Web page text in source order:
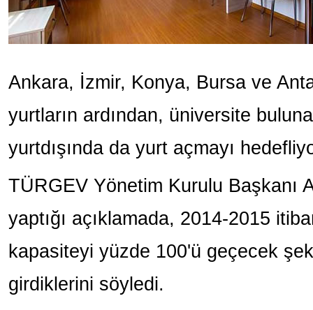
Ankara, İzmir, Konya, Bursa ve
yurtların ardından, üniversite
yurtdışında da yurt açmayı
TÜRGEV Yönetim Kurulu Başkanı
yaptığı açıklamada, 2014-2015
kapasiteyi yüzde 100'ü geçecek
girdiklerini söyledi.